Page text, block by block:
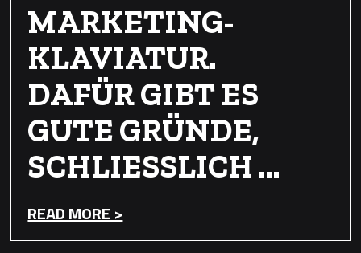
MARKETING-
KLAVIATUR.
DAFÜR GIBT ES
GUTE GRÜNDE,
SCHLIESSLICH …
READ MORE >